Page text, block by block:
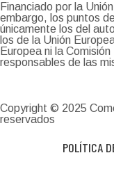
Financiado por la
embargo, los puntos
únicamente los del
los de la Unión
Europea ni la
responsables de las
Copyright © 2025
reservados
POLÍTICA